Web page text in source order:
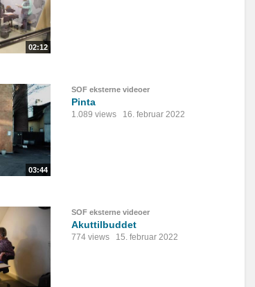
02:12
03:44
SOF eksterne videoer
Pinta
1.089 views 16. februar 2022
SOF eksterne videoer
Akuttilbuddet
774 views 15. februar 2022